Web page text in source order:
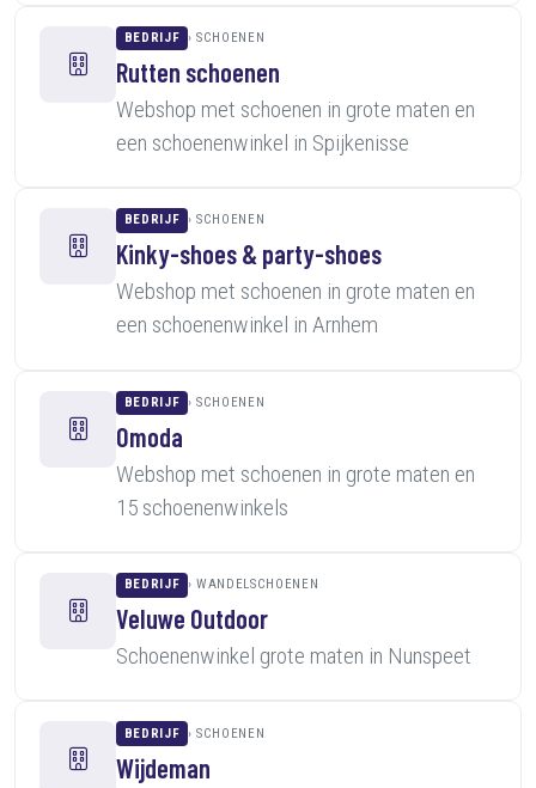
BEDRIJF SCHOENEN
Rutten schoenen
Webshop met schoenen in grote maten en
een schoenenwinkel in Spijkenisse
BEDRIJF SCHOENEN
Kinky-shoes & party-shoes
Webshop met schoenen in grote maten en
een schoenenwinkel in Arnhem
BEDRIJF SCHOENEN
Omoda
Webshop met schoenen in grote maten en
15 schoenenwinkels
BEDRIJF WANDELSCHOENEN
Veluwe Outdoor
Schoenenwinkel grote maten in Nunspeet
BEDRIJF SCHOENEN
Wijdeman